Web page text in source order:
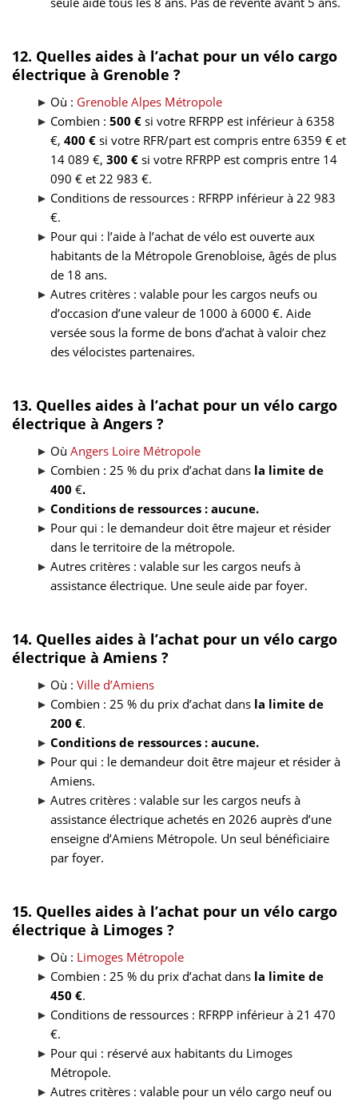
12. Quelles aides à l’achat pour un vélo cargo
électrique à Grenoble ?
Où : Grenoble Alpes Métropole
Combien : 500 € si votre RFRPP est inférieur à 6358
€, 400 € si votre RFR/part est compris entre 6359 € et
14 089 €, 300 € si votre RFRPP est compris entre 14
090 € et 22 983 €.
Conditions de ressources : RFRPP inférieur à 22 983
€.
Pour qui : l’aide à l’achat de vélo est ouverte aux
habitants de la Métropole Grenobloise, âgés de plus
de 18 ans.
Autres critères : valable pour les cargos neufs ou
d’occasion d’une valeur de 1000 à 6000 €. Aide
versée sous la forme de bons d’achat à valoir chez
des vélocistes partenaires.
13. Quelles aides à l’achat pour un vélo cargo
électrique à Angers ?
Où Angers Loire Métropole
Combien : 25 % du prix d’achat dans la limite de
400 €.
Conditions de ressources : aucune.
Pour qui : le demandeur doit être majeur et résider
dans le territoire de la métropole.
Autres critères : valable sur les cargos neufs à
assistance électrique. Une seule aide par foyer.
14. Quelles aides à l’achat pour un vélo cargo
électrique à Amiens ?
Où : Ville d’Amiens
Combien : 25 % du prix d’achat dans la limite de
200 €.
Conditions de ressources : aucune.
Pour qui : le demandeur doit être majeur et résider à
Amiens.
Autres critères : valable sur les cargos neufs à
assistance électrique achetés en 2026 auprès d’une
enseigne d’Amiens Métropole. Un seul bénéficiaire
par foyer.
15. Quelles aides à l’achat pour un vélo cargo
électrique à Limoges ?
Où : Limoges Métropole
Combien : 25 % du prix d’achat dans la limite de
450 €.
Conditions de ressources : RFRPP inférieur à 21 470
€.
Pour qui : réservé aux habitants du Limoges
Métropole.
Autres critères : valable pour un vélo cargo neuf ou